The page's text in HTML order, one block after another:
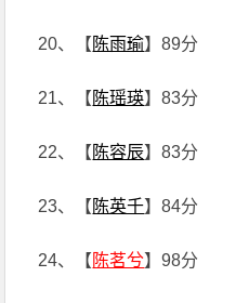
20、【 陈雨瑜】89分
21、【 陈瑶瑛】83分
22、【 陈容辰】83分
23、【 陈英千】84分
24、【 陈茗兮】98分